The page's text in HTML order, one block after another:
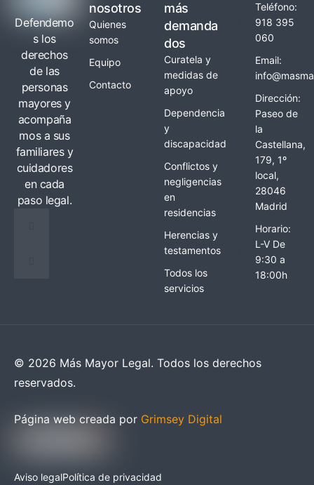
Defendemo
s los
derechos
de las
personas
mayores y
acompaña
mos a sus
familiares y
cuidadores
en cada
paso legal.
nosotros
Quienes
somos
Equipo
Contacto
más
demanda
dos
Curatela y
medidas de
apoyo
Dependencia
y
discapacidad
Conflictos y
negligencias
en
residencias
Herencias y
testamentos
Todos los
servicios
Teléfono:
918 395
060
Email:
Dirección:
Paseo de
la
Castellana,
179, 1º
local,
28046
Madrid
Horario:
L-V De
9:30 a
18:00h
© 2026 Más Mayor Legal. Todos los derechos
reservados.
Página web creada por Grimsey Digital
Aviso legalPolítica de privacidad